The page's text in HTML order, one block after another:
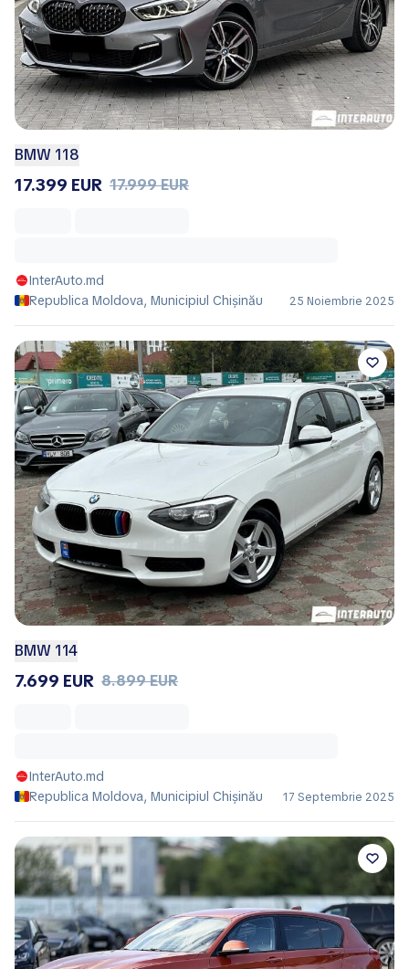
BMW 118
17.399 EUR 17.999 EUR
InterAuto.md
Republica Moldova, Municipiul Chișinău
25 Noiembrie 2025
BMW 114
7.699 EUR 8.899 EUR
InterAuto.md
Republica Moldova, Municipiul Chișinău
17 Septembrie 2025